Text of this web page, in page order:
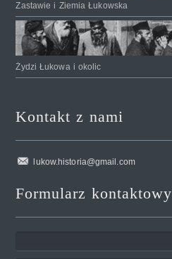
Zastawie i Ziemia Łukowska
Żydzi Łukowa i okolic
Kontakt z nami
lukow.historia@gmail.com
Formularz kontaktowy